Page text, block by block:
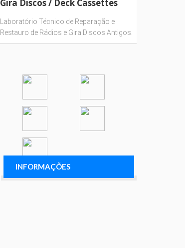
Gira Discos / Deck Cassettes
Laboratório Técnico de Reparação e
Restauro de Rádios e Gira Discos Antigos.
INFORMAÇÕES